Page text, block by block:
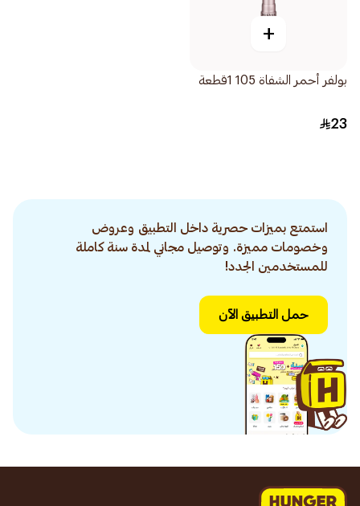
+
بولفر أحمر الشفاة 105 1قطعة
23
استمتع بميزات حصرية داخل التطبيق وعروض
وخصومات مميزة. وتوصيل مجاني لمدة سنة كاملة
للمستخدمين الجدد!
حمل التطبيق الآن